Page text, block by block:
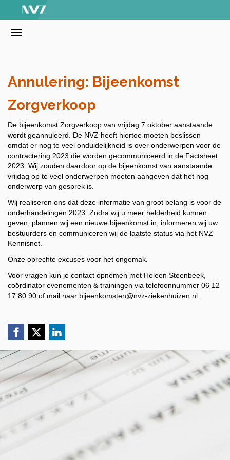
Annulering: Bijeenkomst
Zorgverkoop
De bijeenkomst Zorgverkoop van vrijdag 7 oktober aanstaande
wordt geannuleerd. De NVZ heeft hiertoe moeten beslissen
omdat er nog te veel onduidelijkheid is over onderwerpen voor de
contractering 2023 die worden gecommuniceerd in de Factsheet
2023. Wij zouden daardoor op de bijeenkomst van aanstaande
vrijdag op te veel onderwerpen moeten aangeven dat het nog
onderwerp van gesprek is.
Wij realiseren ons dat deze informatie van groot belang is voor de
onderhandelingen 2023. Zodra wij u meer helderheid kunnen
geven, plannen wij een nieuwe bijeenkomst in, informeren wij uw
bestuurders en communiceren wij de laatste status via het NVZ
Kennisnet.
Onze oprechte excuses voor het ongemak.
Voor vragen kun je contact opnemen met Heleen Steenbeek,
coördinator evenementen & trainingen via telefoonnummer 06 12
17 80 90 of mail naar bijeenkomsten@nvz-ziekenhuizen.nl.